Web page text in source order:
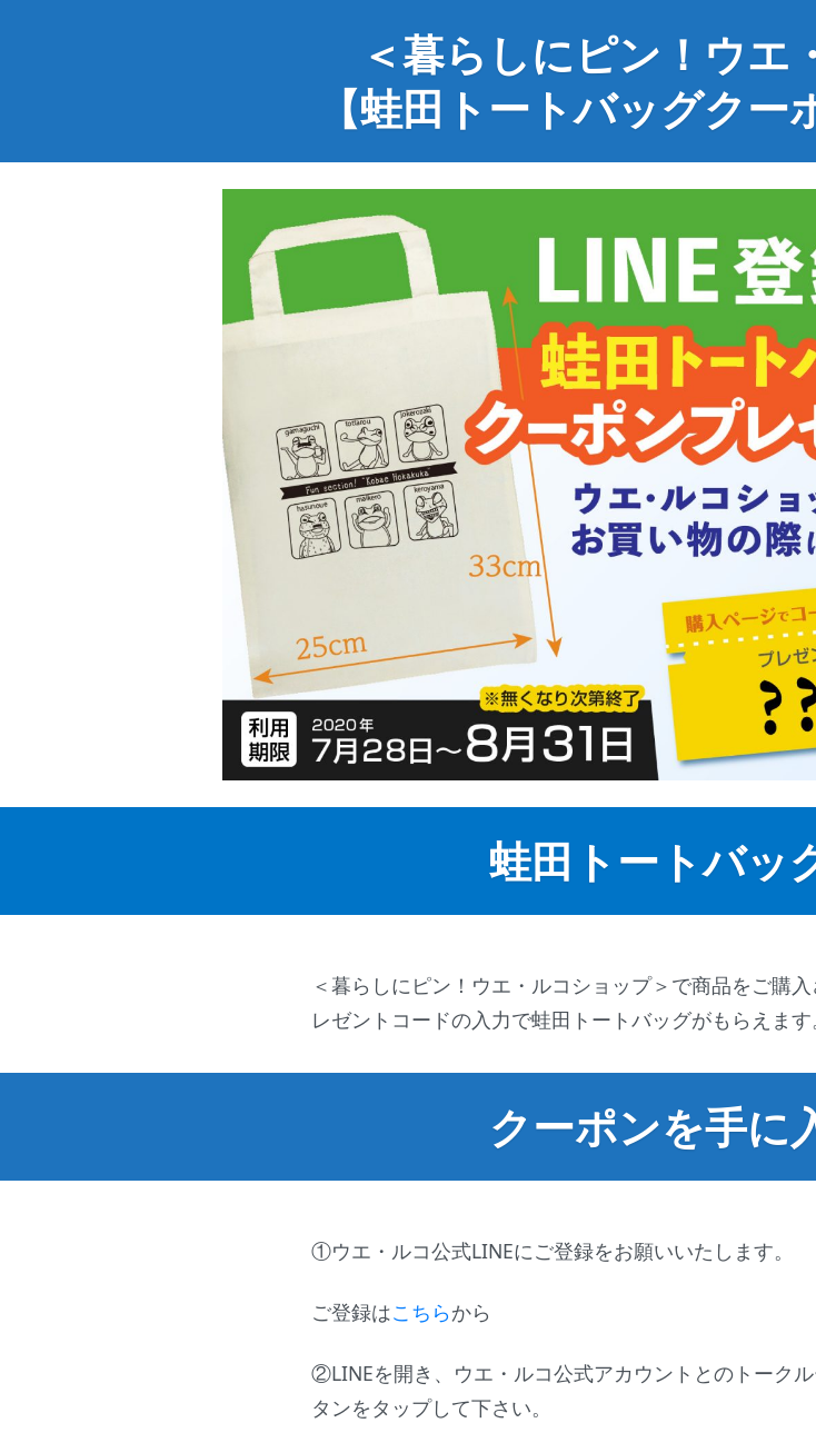
＜暮らしにピン！ウエ
【蛙田トートバッグクー
蛙田トートバッ
＜暮らしにピン！ウエ・ルコショップ＞で商品をご購
レゼントコードの入力で蛙田トートバッグがもらえます
クーポンを手に
①ウエ・ルコ公式LINEにご登録をお願いいたします。
ご登録はこちらから
②LINEを開き、ウエ・ルコ公式アカウントとのトーク
タンをタップして下さい。